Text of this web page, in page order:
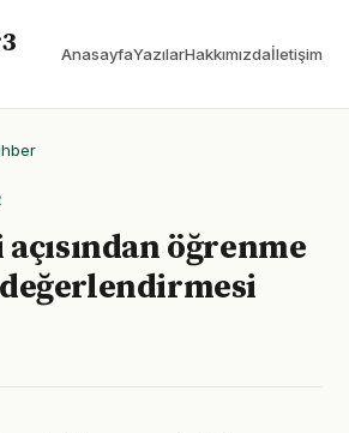
AnasayfaYazılarHakkımızdaİletişim
öğrenme